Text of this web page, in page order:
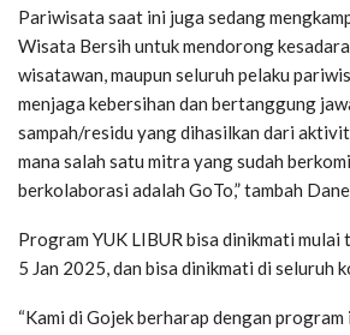
Pariwisata saat ini juga sedang
Wisata Bersih untuk mendorong
wisatawan, maupun seluruh pelaku
menjaga kebersihan dan bertanggung
sampah/residu yang dihasilkan dari
mana salah satu mitra yang sudah
berkolaborasi adalah GoTo,” tambah
Program YUK LIBUR bisa dinikmati
5 Jan 2025, dan bisa dinikmati di seluruh
“Kami di Gojek berharap dengan